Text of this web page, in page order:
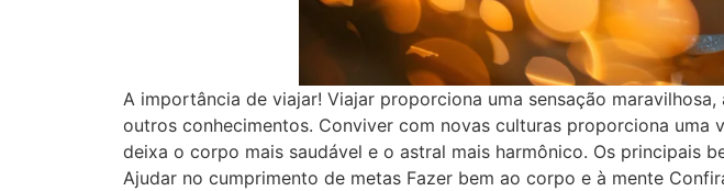
A importância de viajar! Viajar proporciona uma sensação
outros conhecimentos. Conviver com novas culturas proporciona
deixa o corpo mais saudável e o astral mais harmônico. Os principais
Ajudar no cumprimento de metas Fazer bem ao corpo e à mente